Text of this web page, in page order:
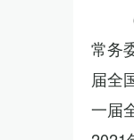
常务
届全
一届